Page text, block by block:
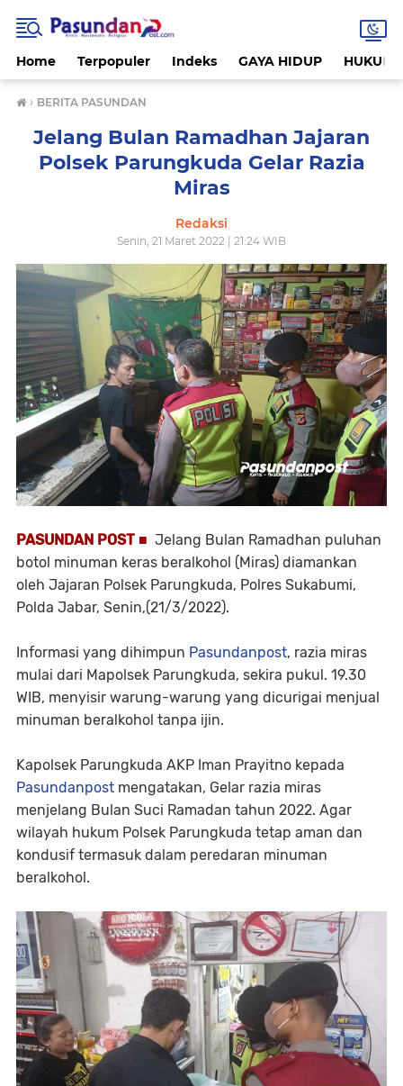
Home Terpopuler Indeks GAYA HIDUP HUKUM
› BERITA PASUNDAN
Jelang Bulan Ramadhan Jajaran
Polsek Parungkuda Gelar Razia
Miras
Redaksi
Senin, 21 Maret 2022 | 21:24 WIB
PASUNDAN POST ■ Jelang Bulan Ramadhan puluhan
botol minuman keras beralkohol (Miras) diamankan
oleh Jajaran Polsek Parungkuda, Polres Sukabumi,
Polda Jabar, Senin,(21/3/2022).
Informasi yang dihimpun Pasundanpost, razia miras
mulai dari Mapolsek Parungkuda, sekira pukul. 19.30
WIB, menyisir warung-warung yang dicurigai menjual
minuman beralkohol tanpa ijin.
Kapolsek Parungkuda AKP Iman Prayitno kepada
Pasundanpost mengatakan, Gelar razia miras
menjelang Bulan Suci Ramadan tahun 2022. Agar
wilayah hukum Polsek Parungkuda tetap aman dan
kondusif termasuk dalam peredaran minuman
beralkohol.